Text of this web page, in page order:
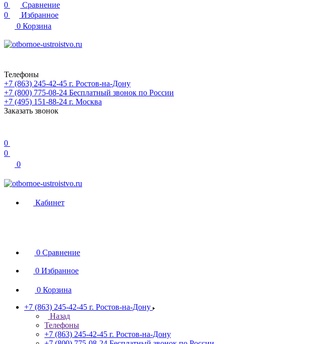
0
Сравнение
0
Избранное
0 Корзина
Телефоны
+7 (863) 245-42-45 г. Ростов-на-Дону
+7 (800) 775-08-24 Бесплатный звонок по России
+7 (495) 151-88-24 г. Москва
Заказать звонок
0
0
0
Кабинет
0 Сравнение
0 Избранное
0 Корзина
+7 (863) 245-42-45 г. Ростов-на-Дону
Назад
Телефоны
+7 (863) 245-42-45 г. Ростов-на-Дону